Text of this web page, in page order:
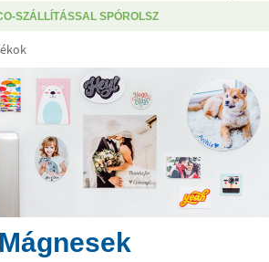
SZÁLLÍTÁSSAL SPÓROLSZ
Mágnesek